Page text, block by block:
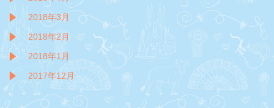
2018年3月
2018年2月
2018年1月
2017年12月